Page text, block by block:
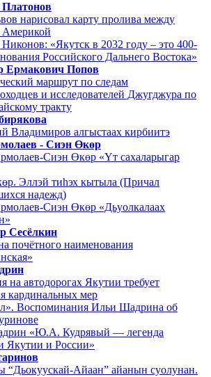
нарисовал карту пролива между
«Якутск в 2032 году – это 400-
Российского Дальнего Востока»
Ермакович Попов
маршрут по следам
и исследователей Джугджура по
тракту
Владимиров алгыстаах кирбиитэ
- Сиэн Өкөр
Сиэн Өкөр «Үт сахаларыгар
Эллэй тиһэх кытыла (Причал
надежд)
Сиэн Өкөр «Дьуолкалаах
Сесёлкин
почётного наименования
на автодорогах Якутии требует
кардинальных мер
Воспоминания Ильи Шадрина об
«Ю.А. Кудрявый — легенда
Якутии и России»
“Дьокуускай-Айаан” айанын суолунан.